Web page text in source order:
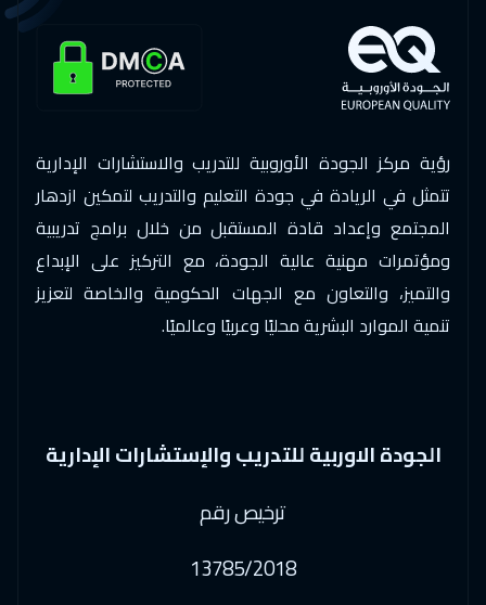
رؤية مركز الجودة الأوروبية للتدريب والاستشارات الإدارية
تتمثل في الريادة في جودة التعليم والتدريب لتمكين ازدهار
المجتمع وإعداد قادة المستقبل من خلال برامج تدريبية
ومؤتمرات مهنية عالية الجودة، مع التركيز على الإبداع
والتميز، والتعاون مع الجهات الحكومية والخاصة لتعزيز
تنمية الموارد البشرية محليًا وعربيًا وعالميًا.
الجودة الاوربية للتدريب والإستشارات الإدارية
ترخيص رقم
13785/2018